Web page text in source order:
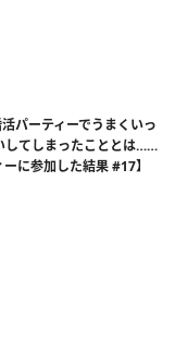
パーティーでうまくいっ
してしまったこととは……
に参加した結果 #17】